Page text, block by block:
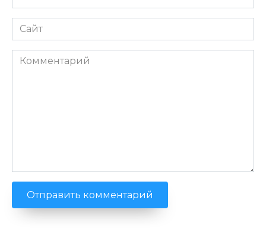
*
Сайт
Комментарий